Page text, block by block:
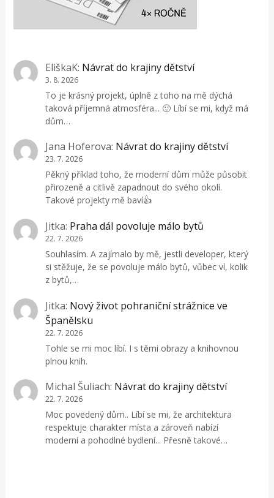
EliškaK: Návrat do krajiny dětství
3. 8. 2026
To je krásný projekt, úplně z toho na mě dýchá
taková příjemná atmosféra... 🙂 Líbí se mi, když má
dům…
Jana Hoferova: Návrat do krajiny dětství
23. 7. 2026
Pěkný příklad toho, že moderní dům může působit
přirozeně a citlivě zapadnout do svého okolí.
Takové projekty mě baví👍
Jitka: Praha dál povoluje málo bytů
22. 7. 2026
Souhlasím. A zajímalo by mě, jestli developer, který
si stěžuje, že se povoluje málo bytů, vůbec ví, kolik
z bytů,…
Jitka: Nový život pohraniční strážnice ve
Španělsku
22. 7. 2026
Tohle se mi moc líbí. I s těmi obrazy a knihovnou
plnou knih.
Michal Šuliach: Návrat do krajiny dětství
22. 7. 2026
Moc povedený dům.. Líbí se mi, že architektura
respektuje charakter místa a zároveň nabízí
moderní a pohodlné bydlení... Přesně takové…